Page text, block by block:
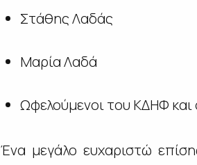
Στάθης Λαδάς
Μαρία Λαδά
Ωφελούμενοι του ΚΔΗΦ και
Ένα μεγάλο ευχαριστώ